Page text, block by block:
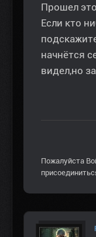
Прошел
Если кто
начнётся
видел,но
Пожалуйста